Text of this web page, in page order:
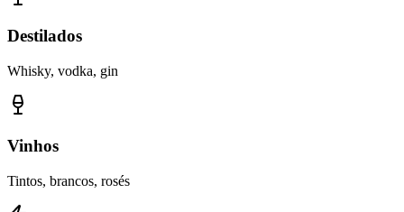
Destilados
Whisky, vodka, gin
Vinhos
Tintos, brancos, rosés